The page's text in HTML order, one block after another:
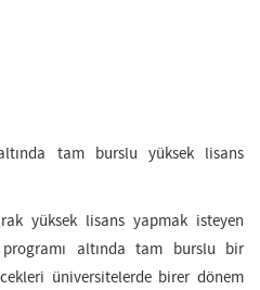
tam burslu yüksek lisans
yüksek lisans yapmak isteyen
altında tam burslu bir
üniversitelerde birer dönem